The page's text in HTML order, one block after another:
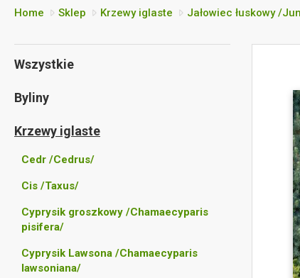
Home Sklep Krzewy iglaste Jałowiec łuskowy /
Wszystkie
Byliny
Krzewy iglaste
Cedr /Cedrus/
Cis /Taxus/
Cyprysik groszkowy /Chamaecyparis
pisifera/
Cyprysik Lawsona /Chamaecyparis
lawsoniana/